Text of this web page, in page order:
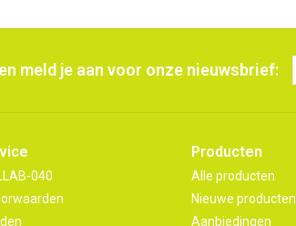
meld je aan voor onze nieuwsbrief:
040
Producten
Alle producten
Nieuwe producten
Aanbiedingen